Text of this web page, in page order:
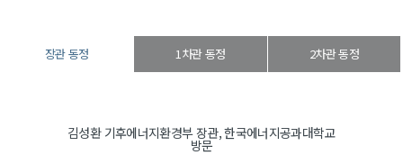
장관 동정 1차관 동정 2차관 동정
김성환 기후에너지환경부 장관, 한국에너지공과대학교
방문